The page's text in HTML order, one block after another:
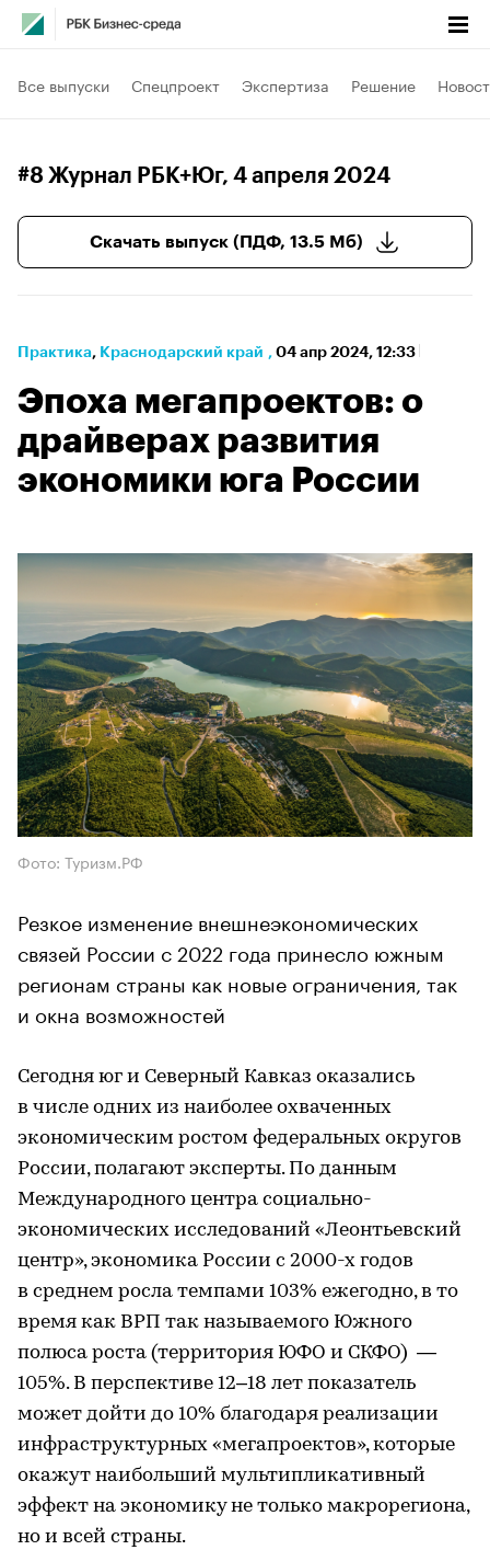
Все выпуски Спецпроект Экспертиза Решение
#8 Журнал РБК+Юг, 4 апреля 2024
Скачать выпуск (ПДФ, 13.5 Мб)
Практика⁠, Краснодарский край , 04 апр 2024, 12:33
Эпоха мегапроектов: о
драйверах развития
экономики юга России
Фото: Туризм.РФ
Резкое изменение внешнеэкономических
связей России с 2022 года принесло южным
регионам страны как новые ограничения, так
и окна возможностей
Сегодня юг и Северный Кавказ оказались
в числе одних из наиболее охваченных
экономическим ростом федеральных округов
России, полагают эксперты. По данным
Международного центра социально-
экономических исследований «Леонтьевский
центр», экономика России с 2000-х годов
в среднем росла темпами 103% ежегодно, в то
время как ВРП так называемого Южного
полюса роста (территория ЮФО и СКФО) —
105%. В перспективе 12–18 лет показатель
может дойти до 10% благодаря реализации
инфраструктурных «мегапроектов», которые
окажут наибольший мультипликативный
эффект на экономику не только макрорегиона,
но и всей страны.